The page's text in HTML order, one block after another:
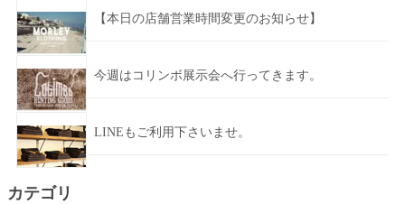
【本日の店舗営業時間変更のお知らせ】
今週はコリンボ展示会へ行ってきます。
LINEもご利用下さいませ。
カテゴリ